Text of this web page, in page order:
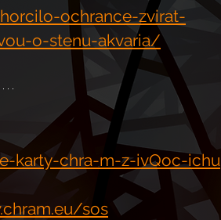
ochrance-zvirat-
o-stenu-akvaria/
karty-chra-m-z-ivQoc-ichu
sos